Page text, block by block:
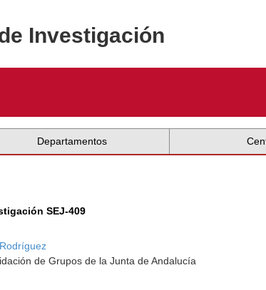
Investigación
Departamentos
SEJ-409
de Grupos de la Junta de Andalucía